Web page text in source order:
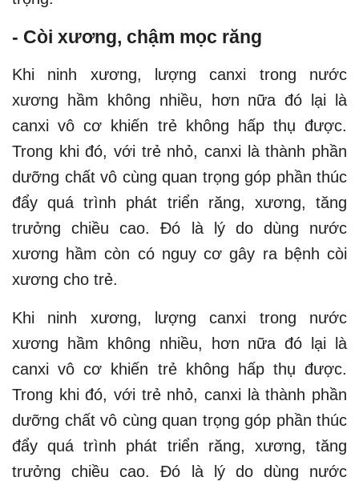
- Còi xương, chậm mọc răng
Khi ninh xương, lượng canxi trong nước
xương hầm không nhiều, hơn nữa đó lại là
canxi vô cơ khiến trẻ không hấp thụ được.
Trong khi đó, với trẻ nhỏ, canxi là thành phần
dưỡng chất vô cùng quan trọng góp phần thúc
đẩy quá trình phát triển răng, xương, tăng
trưởng chiều cao. Đó là lý do dùng nước
xương hầm còn có nguy cơ gây ra bệnh còi
xương cho trẻ.
Khi ninh xương, lượng canxi trong nước
xương hầm không nhiều, hơn nữa đó lại là
canxi vô cơ khiến trẻ không hấp thụ được.
Trong khi đó, với trẻ nhỏ, canxi là thành phần
dưỡng chất vô cùng quan trọng góp phần thúc
đẩy quá trình phát triển răng, xương, tăng
trưởng chiều cao. Đó là lý do dùng nước